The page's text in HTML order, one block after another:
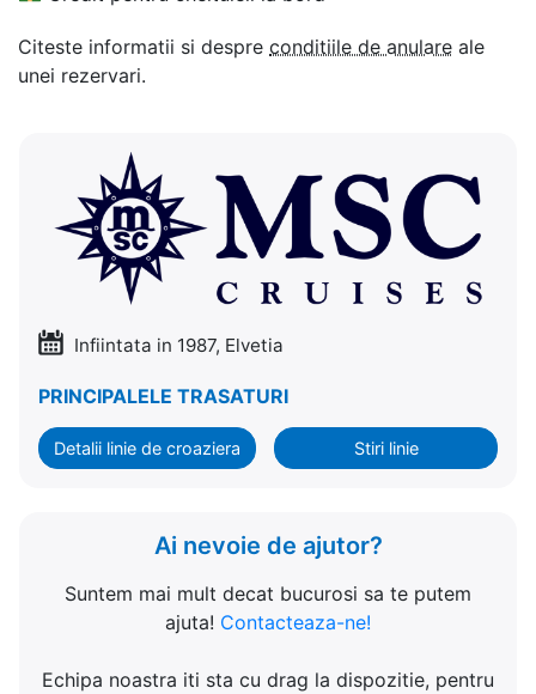
Citeste informatii si despre conditiile de anulare ale
unei rezervari.
Infiintata in 1987, Elvetia
PRINCIPALELE TRASATURI
Detalii linie de croaziera Stiri linie
Ai nevoie de ajutor?
Suntem mai mult decat bucurosi sa te putem
ajuta! Contacteaza-ne!
Echipa noastra iti sta cu drag la dispozitie, pentru